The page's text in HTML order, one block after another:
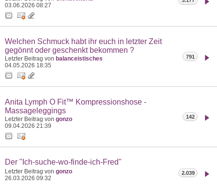
03.06.2026 08:27
Welchen Schmuck habt ihr euch in letzter Zeit
gegönnt oder geschenkt bekommen ?
Letzter Beitrag von balanceistisches
04.05.2026 18:35
791
Anita Lymph O Fit™ Kompressionshose -
Massageleggings
Letzter Beitrag von gonzo
09.04.2026 21:39
142
Der "Ich-suche-wo-finde-ich-Fred"
Letzter Beitrag von gonzo
26.03.2026 09:32
2.039